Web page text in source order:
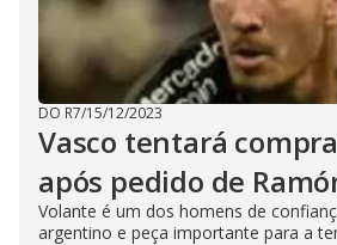
DO R7/15/12/2023
Vasco tentará
após pedido de
Volante é um dos homens de
argentino e peça importante para a